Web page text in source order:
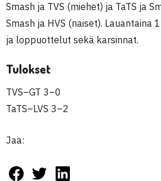
Smash ja TVS (miehet) ja TaTS ja
Smash ja HVS (naiset). Lauantaina
ja loppuottelut sekä karsinnat.
Tulokset
TVS–GT 3–0
TaTS–LVS 3–2
Jaa: